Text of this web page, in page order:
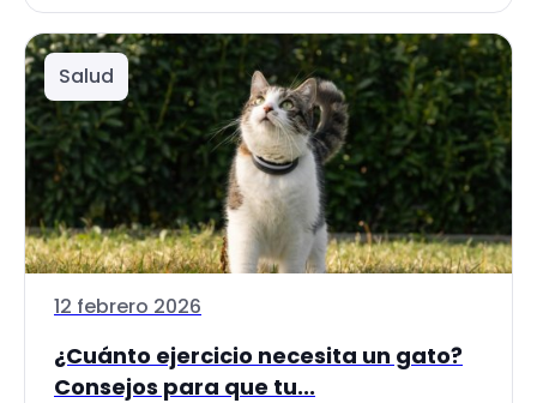
Salud
12 febrero 2026
¿Cuánto ejercicio necesita un gato?
Consejos para que tu...